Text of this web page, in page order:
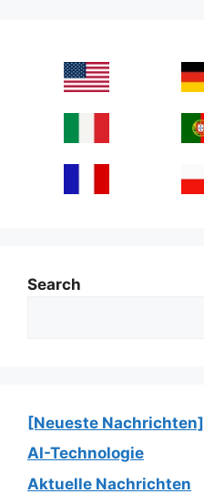
Search
[Neueste Nachrichten]
AI-Technologie
Aktuelle Nachrichten